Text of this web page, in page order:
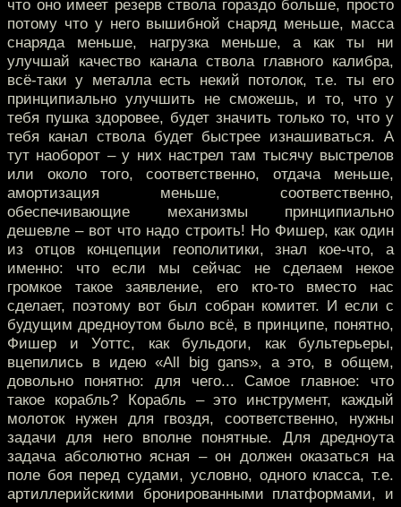
что оно имеет резерв ствола гораздо больше, просто
потому что у него вышибной снаряд меньше, масса
снаряда меньше, нагрузка меньше, а как ты ни
улучшай качество канала ствола главного калибра,
всё-таки у металла есть некий потолок, т.е. ты его
принципиально улучшить не сможешь, и то, что у
тебя пушка здоровее, будет значить только то, что у
тебя канал ствола будет быстрее изнашиваться. А
тут наоборот – у них настрел там тысячу выстрелов
или около того, соответственно, отдача меньше,
амортизация меньше, соответственно,
обеспечивающие механизмы принципиально
дешевле – вот что надо строить! Но Фишер, как один
из отцов концепции геополитики, знал кое-что, а
именно: что если мы сейчас не сделаем некое
громкое такое заявление, его кто-то вместо нас
сделает, поэтому вот был собран комитет. И если с
будущим дредноутом было всё, в принципе, понятно,
Фишер и Уоттс, как бульдоги, как бультерьеры,
вцепились в идею «All big gans», а это, в общем,
довольно понятно: для чего... Самое главное: что
такое корабль? Корабль – это инструмент, каждый
молоток нужен для гвоздя, соответственно, нужны
задачи для него вполне понятные. Для дредноута
задача абсолютно ясная – он должен оказаться на
поле боя перед судами, условно, одного класса, т.е.
артиллерийскими бронированными платформами, и